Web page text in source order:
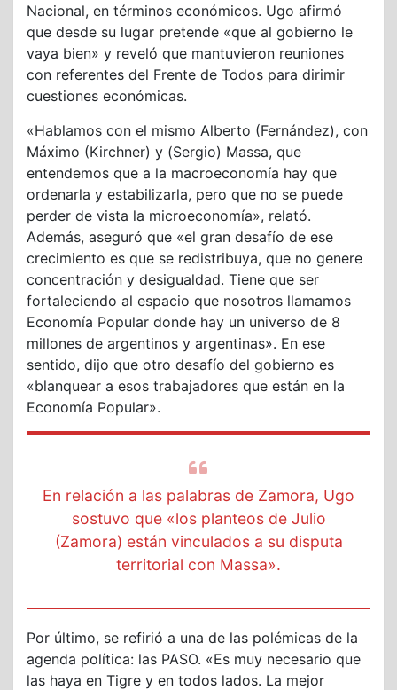
Nacional, en términos económicos. Ugo afirmó
que desde su lugar pretende «que al gobierno le
vaya bien» y reveló que mantuvieron reuniones
con referentes del Frente de Todos para dirimir
cuestiones económicas.
«Hablamos con el mismo Alberto (Fernández), con
Máximo (Kirchner) y (Sergio) Massa, que
entendemos que a la macroeconomía hay que
ordenarla y estabilizarla, pero que no se puede
perder de vista la microeconomía», relató.
Además, aseguró que «el gran desafío de ese
crecimiento es que se redistribuya, que no genere
concentración y desigualdad. Tiene que ser
fortaleciendo al espacio que nosotros llamamos
Economía Popular donde hay un universo de 8
millones de argentinos y argentinas». En ese
sentido, dijo que otro desafío del gobierno es
«blanquear a esos trabajadores que están en la
Economía Popular».
En relación a las palabras de Zamora, Ugo
sostuvo que «los planteos de Julio
(Zamora) están vinculados a su disputa
territorial con Massa».
Por último, se refirió a una de las polémicas de la
agenda política: las PASO. «Es muy necesario que
las haya en Tigre y en todos lados. La mejor